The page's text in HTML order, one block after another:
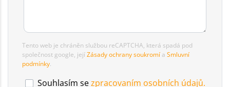
Tento web je chráněn službou reCAPTCHA, která spadá pod
společnost google, jejíZásady ochrany soukromí a Smluvní
podmínky.
Souhlasím sezpracovaním osobních údajů.